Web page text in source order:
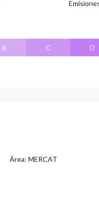
B C D
Área: MERCAT